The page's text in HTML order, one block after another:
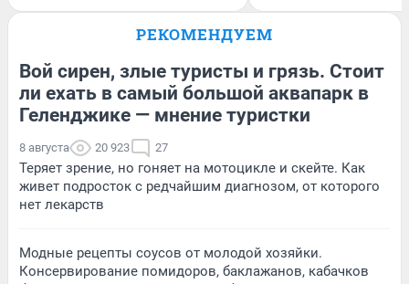
РЕКОМЕНДУЕМ
Вой сирен, злые туристы и грязь. Стоит
ли ехать в самый большой аквапарк в
Геленджике — мнение туристки
8 августа 20 923 27
Теряет зрение, но гоняет на мотоцикле и скейте. Как
живет подросток с редчайшим диагнозом, от которого
нет лекарств
Модные рецепты соусов от молодой хозяйки.
Консервирование помидоров, баклажанов, кабачков